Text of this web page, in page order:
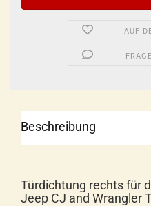
AUF
Beschreibung
Türdichtung rechts für
Jeep CJ and Wrangler